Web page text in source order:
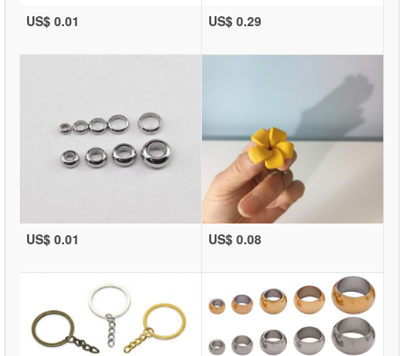
US$ 0.01 US$ 0.29
US$ 0.01 US$ 0.08